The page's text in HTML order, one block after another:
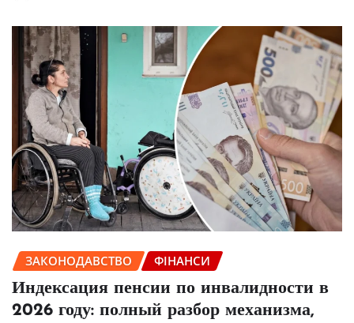
ЗАКОНОДАВСТВО ФІНАНСИ
Индексация пенсии по инвалидности в
2026 году: полный разбор механизма,